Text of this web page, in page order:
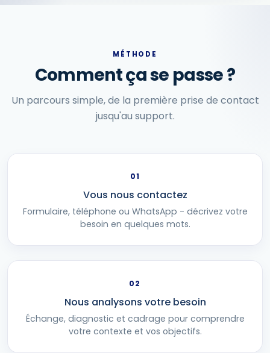
MÉTHODE
Comment ça se passe ?
Un parcours simple, de la première prise de contact
jusqu'au support.
01
Vous nous contactez
Formulaire, téléphone ou WhatsApp - décrivez votre
besoin en quelques mots.
02
Nous analysons votre besoin
Échange, diagnostic et cadrage pour comprendre
votre contexte et vos objectifs.